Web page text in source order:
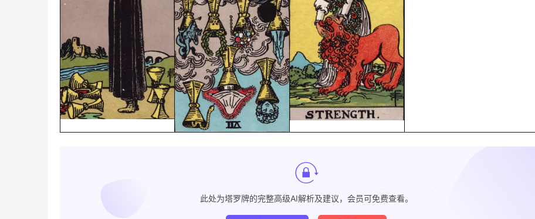
此处为塔罗牌的完整高级AI解析及建议，会员可免费查看。